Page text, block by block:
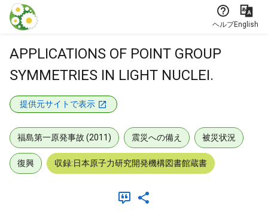
本文に飛ぶ
ヘルプEnglish
APPLICATIONS OF POINT GROUP
SYMMETRIES IN LIGHT NUCLEI.
提供元サイトで表示
福島第一原発事故 (2011) 震災への備え 被災状況
復興 収録:日本原子力研究開発機構図書館蔵書